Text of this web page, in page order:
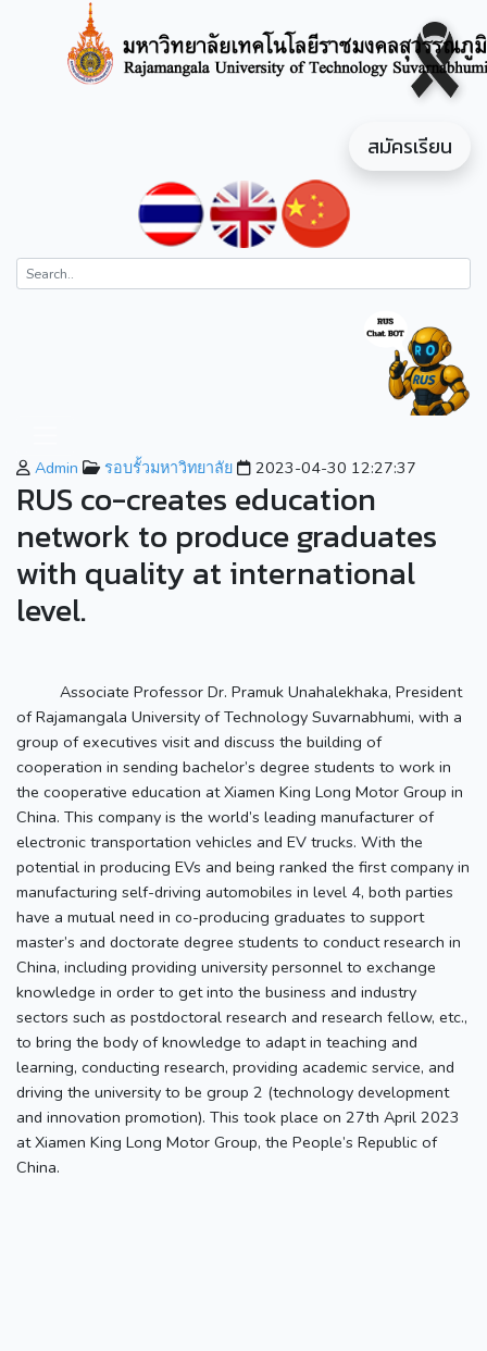
สมัครเรียน
Admin รอบรั้วมหาวิทยาลัย 2023-04-30 12:27:37
RUS co-creates education
network to produce graduates
with quality at international
level.
Associate Professor Dr. Pramuk Unahalekhaka, President
of Rajamangala University of Technology Suvarnabhumi, with a
group of executives visit and discuss the building of
cooperation in sending bachelor’s degree students to work in
the cooperative education at Xiamen King Long Motor Group in
China. This company is the world’s leading manufacturer of
electronic transportation vehicles and EV trucks. With the
potential in producing EVs and being ranked the first company in
manufacturing self-driving automobiles in level 4, both parties
have a mutual need in co-producing graduates to support
master’s and doctorate degree students to conduct research in
China, including providing university personnel to exchange
knowledge in order to get into the business and industry
sectors such as postdoctoral research and research fellow, etc.,
to bring the body of knowledge to adapt in teaching and
learning, conducting research, providing academic service, and
driving the university to be group 2 (technology development
and innovation promotion). This took place on 27th April 2023
at Xiamen King Long Motor Group, the People’s Republic of
China.